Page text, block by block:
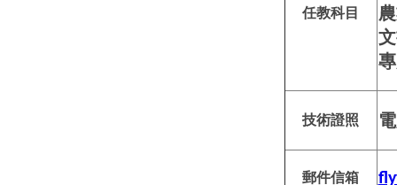
任教科目
技術證照
郵件信箱